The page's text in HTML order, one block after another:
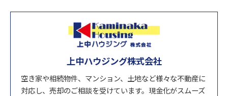
上中ハウジング株式会社
空き家や相続物件、マンション、土地など様々な不動産に
対応し、売却のご相談を受けています。現金化がスムーズ